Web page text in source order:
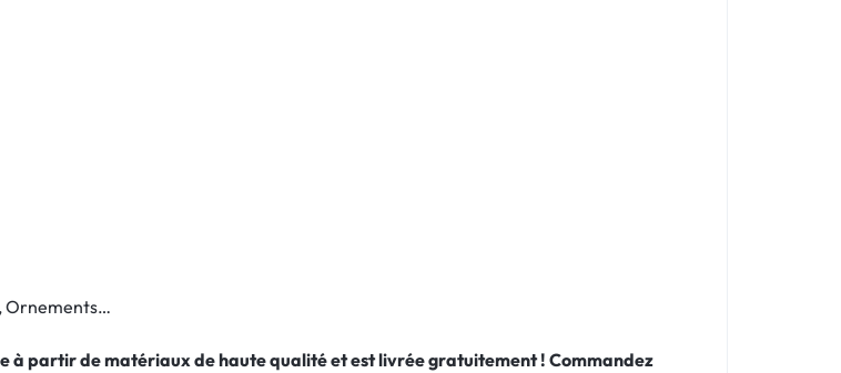
Ornements…
à partir de matériaux de haute qualité et est livrée gratuitement ! Commandez